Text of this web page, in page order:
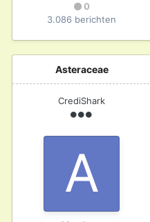
0
3.086 berichten
Asteraceae
CrediShark